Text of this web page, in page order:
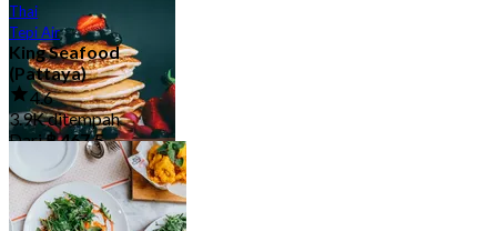
Kafe/Pencuci Mulut
25 Kedai-kedai
Thai
Tepi Air
King Seafood
(Pattaya)
4.6
3.9K ditempah
Dari฿ 467.5